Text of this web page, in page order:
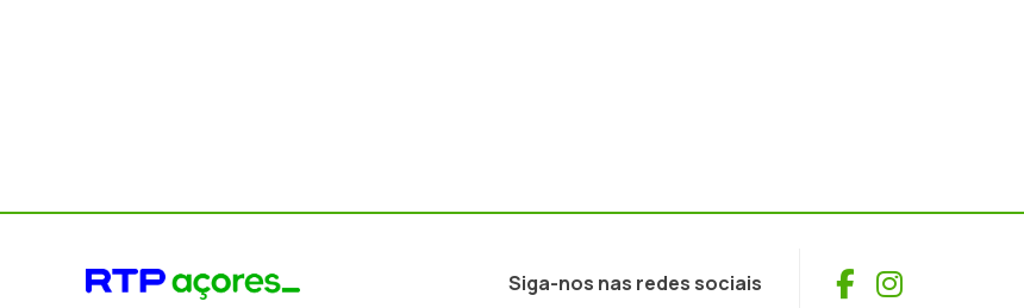
Siga-nos nas redes sociais Facebook
Instagram